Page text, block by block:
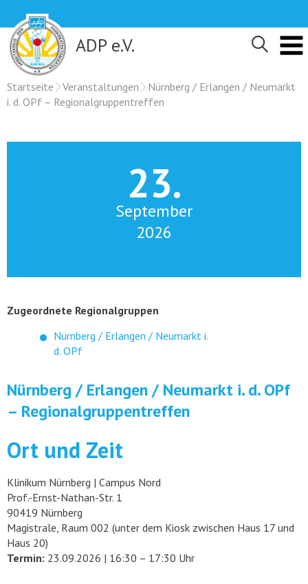
content
ADP e.V.
Startseite Veranstaltungen
Nürnberg / Erlangen / Neumarkt
i. d. OPf – Regionalgruppentreffen
23.
September
2026
Zugeordnete Regionalgruppen
Nürnberg / Erlangen / Neumarkt i.
d. OPf
Nürnberg / Erlangen / Neumarkt i. d. OPf
– Regionalgruppentreffen
Ort und Zeit
Klinikum Nürnberg | Campus Nord
Prof.-Ernst-Nathan-Str. 1
90419 Nürnberg
Magistrale, Raum 002 (unter dem Kiosk zwischen Haus 17 und
Haus 20)
Termin: 23.09.2026 | 16:30 – 17:30 Uhr